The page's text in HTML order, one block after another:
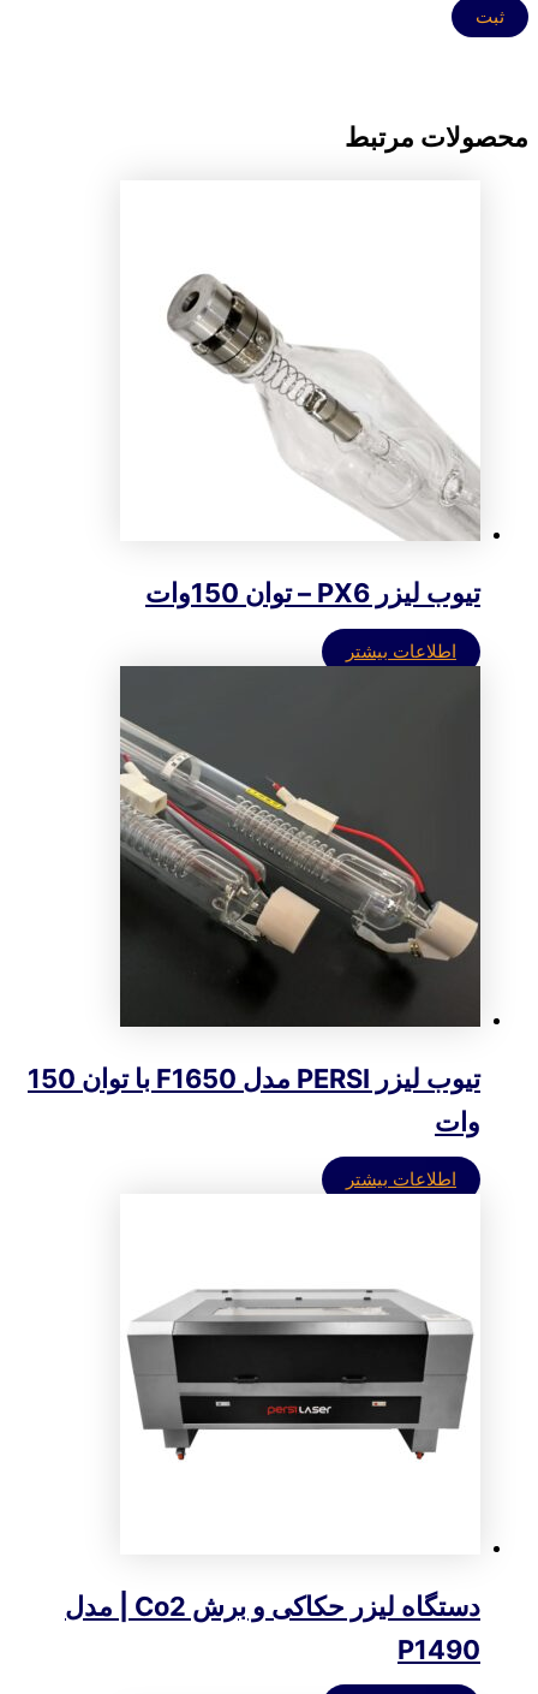
محصولات مرتبط
تیوب لیزر PX6 – توان 150وات
اطلاعات بیشتر
تیوب لیزر PERSI مدل F1650 با توان 150
وات
اطلاعات بیشتر
دستگاه لیزر حکاکی و برش Co2 | مدل
P1490